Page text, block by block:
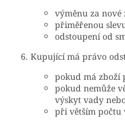
výměnu za nové
přiměřenou
odstoupení od
Kupující má právo
pokud má zboží
pokud nemůže
výskyt vady
při větším počtu